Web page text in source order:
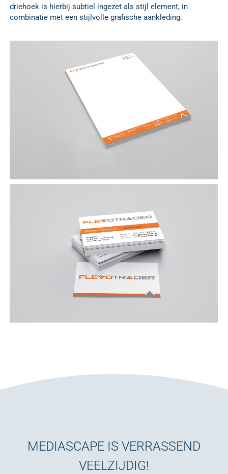
driehoek is hierbij subtiel ingezet als stijl element, in
combinatie met een stijlvolle grafische aankleding.
MEDIASCAPE IS VERRASSEND
VEELZIJDIG!